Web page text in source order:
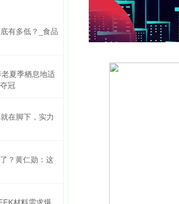
有多低？_食品
夏季栖息地适
冠
在脚下，实力
？黄仁勋：这
材料需求爆